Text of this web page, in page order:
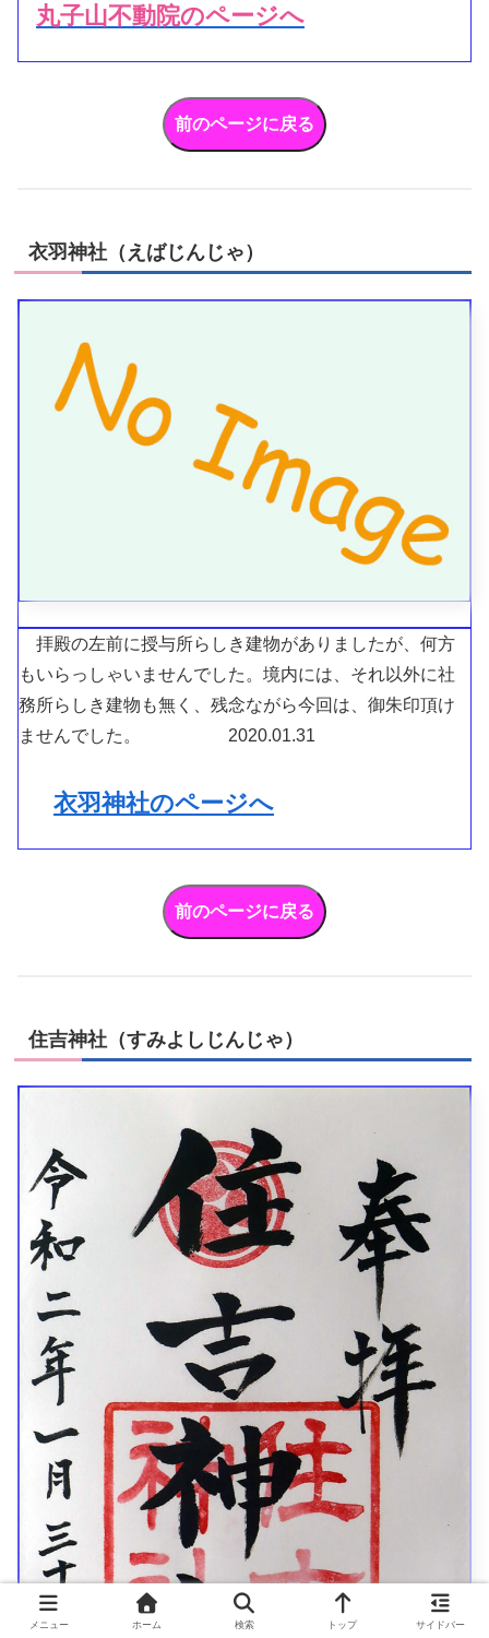
丸子山不動院のページへ
衣羽神社（えばじんじゃ）
拝殿の左前に授与所らしき建物がありましたが、何方
もいらっしゃいませんでした。境内には、それ以外に社
務所らしき建物も無く、残念ながら今回は、御朱印頂け
ませんでした。 2020.01.31
衣羽神社のページへ
住吉神社（すみよしじんじゃ）
メニュー ホーム 検索 トップ サイドバー